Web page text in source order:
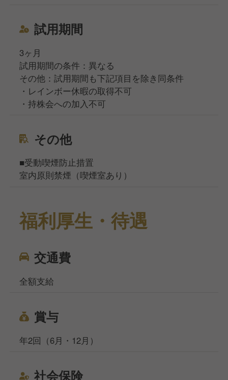
試用期間
3ヶ月
試用期間の条件：異なる
その他：試用期間も下記項目を除き同条件
・レインボー休暇の取得不可
・持株会への加入不可
その他
■受動喫煙防止措置
室内原則禁煙（喫煙室あり）
福利厚生・待遇
交通費
全額支給
賞与
年2回（6月・12月）
社会保険